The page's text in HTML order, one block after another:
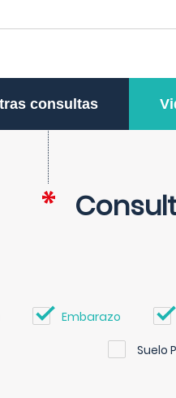
consultas
Embarazo
Suelo